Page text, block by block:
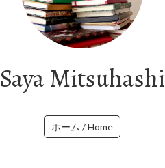
Saya Mitsuhashi
ホーム / Home